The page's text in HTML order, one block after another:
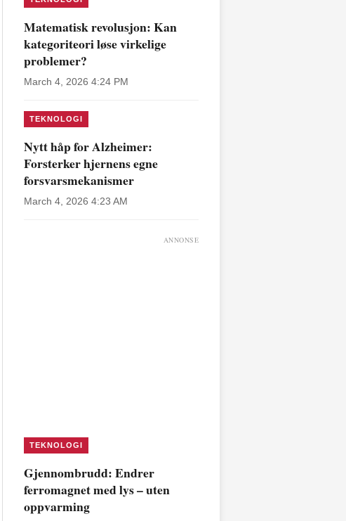
Matematisk revolusjon: Kan
kategoriteori løse virkelige
problemer?
March 4, 2026 4:24 PM
TEKNOLOGI
Nytt håp for Alzheimer:
Forsterker hjernens egne
forsvarsmekanismer
March 4, 2026 4:23 AM
ANNONSE
TEKNOLOGI
Gjennombrudd: Endrer
ferromagnet med lys – uten
oppvarming